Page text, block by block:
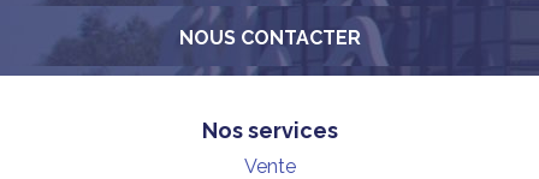
NOUS CONTACTER
Nos services
Vente